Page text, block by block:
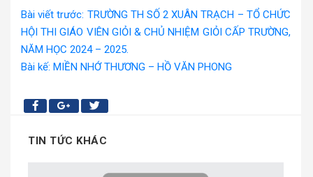
Bài viết trước: TRƯỜNG TH SỐ 2 XUÂN TRẠCH – TỔ CHỨC
HỘI THI GIÁO VIÊN GIỎI & CHỦ NHIỆM GIỎI CẤP TRƯỜNG,
NĂM HỌC 2024 – 2025.
Bài kế: MIỀN NHỚ THƯƠNG – HỒ VĂN PHONG
TIN TỨC KHÁC